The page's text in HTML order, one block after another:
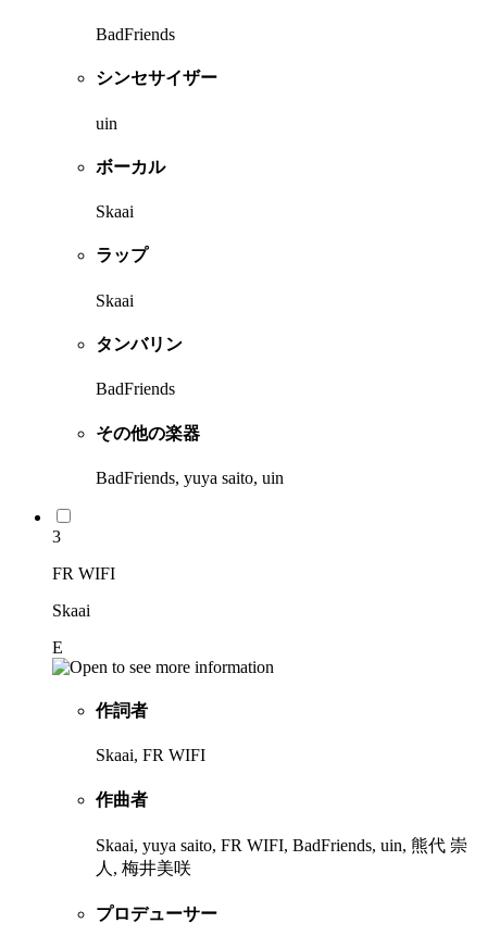
BadFriends
シンセサイザー
uin
ボーカル
Skaai
ラップ
Skaai
タンバリン
BadFriends
その他の楽器
BadFriends, yuya saito, uin
3
FR WIFI
Skaai
E
作詞者
Skaai, FR WIFI
作曲者
Skaai, yuya saito, FR WIFI, BadFriends, uin, 熊代 崇
人, 梅井美咲
プロデューサー